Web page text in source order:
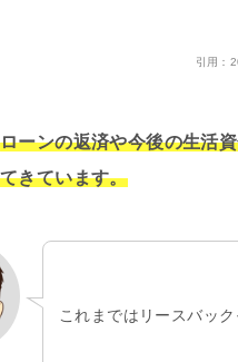
引用：
ローンの返済や今後の生活
きています。
これまではリースバッ